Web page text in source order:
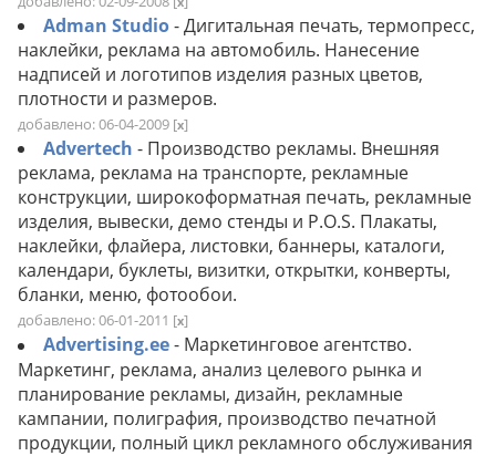
Adman Studio- Дигитальная печать, термопресс,
наклейки, реклама на автомобиль. Нанесение
надписей и логотипов изделия разных цветов,
плотности и размеров.
добавлено: 06-04-2009 [x]
Advertech - Производство рекламы. Внешняя
реклама, реклама на транспорте, рекламные
конструкции, широкоформатная печать, рекламные
изделия, вывески, демо стенды и P.O.S. Плакаты,
наклейки, флайера, листовки, баннеры, каталоги,
календари, буклеты, визитки, открытки, конверты,
бланки, меню, фотообои.
добавлено: 06-01-2011 [x]
Advertising.ee- Маркетинговое агентство.
Маркетинг, реклама, анализ целевого рынка и
планирование рекламы, дизайн, рекламные
кампании, полиграфия, производство печатной
продукции, полный цикл рекламного обслуживания